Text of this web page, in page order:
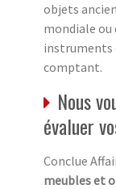
objets
mondiale ou
instruments
comptant.
Nous
évaluer
Conclue
meubles et